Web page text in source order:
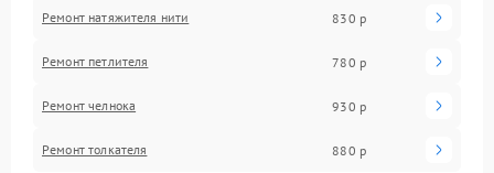
Ремонт натяжителя нити 830 р
Ремонт петлителя 780 р
Ремонт челнока 930 р
Ремонт толкателя 880 р